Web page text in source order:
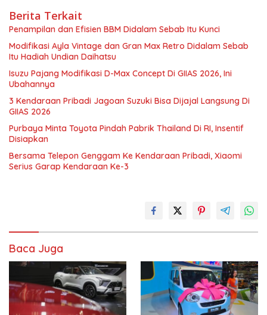
Berita Terkait
Penampilan dan Efisien BBM Didalam Sebab Itu Kunci
Modifikasi Ayla Vintage dan Gran Max Retro Didalam Sebab
Itu Hadiah Undian Daihatsu
Isuzu Pajang Modifikasi D-Max Concept Di GIIAS 2026, Ini
Ubahannya
3 Kendaraan Pribadi Jagoan Suzuki Bisa Dijajal Langsung Di
GIIAS 2026
Purbaya Minta Toyota Pindah Pabrik Thailand Di RI, Insentif
Disiapkan
Bersama Telepon Genggam Ke Kendaraan Pribadi, Xiaomi
Serius Garap Kendaraan Ke-3
Baca Juga